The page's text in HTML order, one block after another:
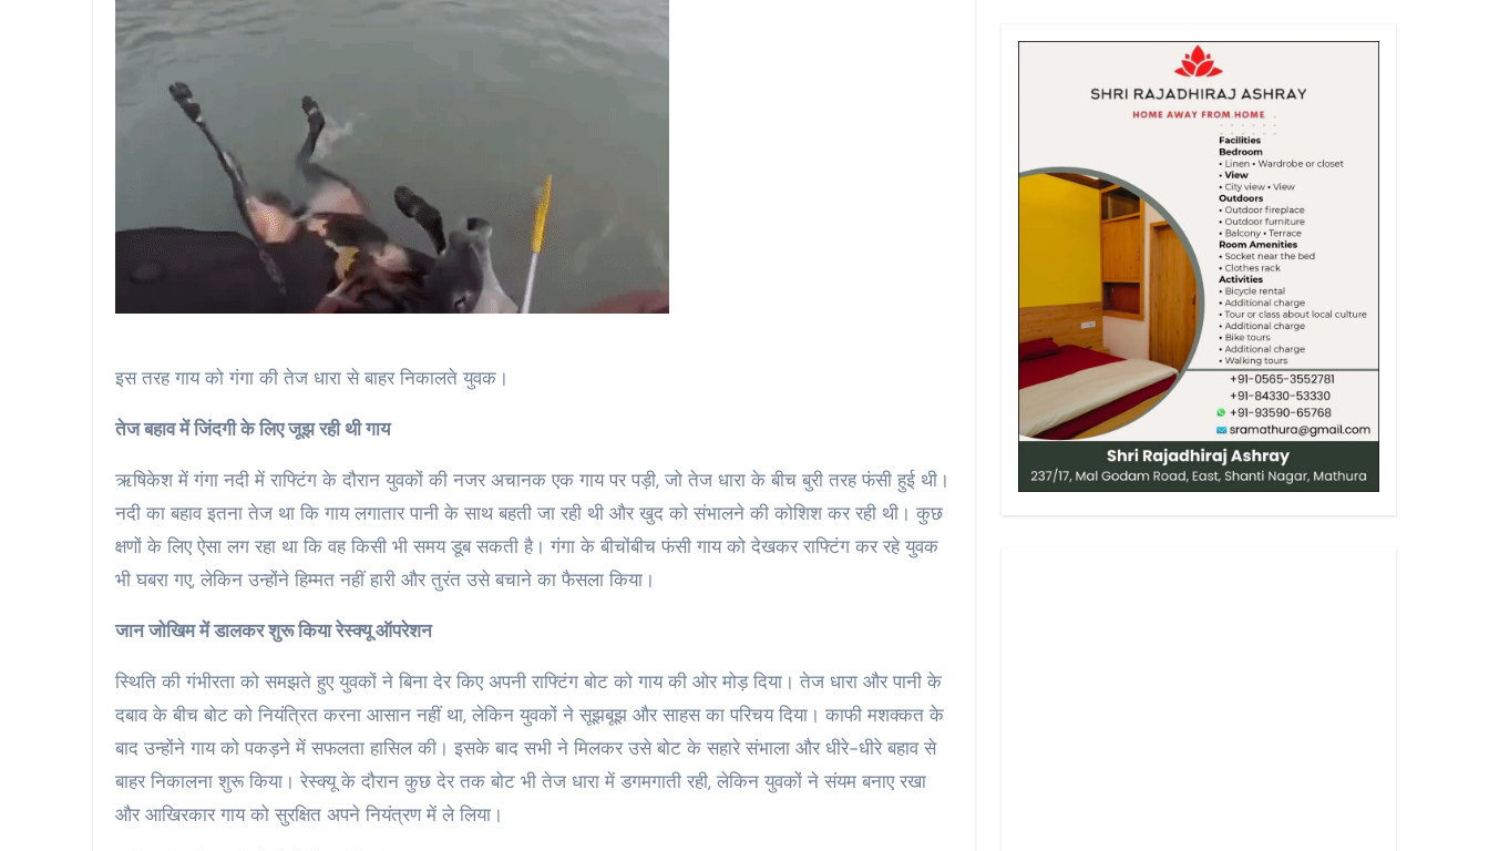
इस तरह गाय को गंगा की तेज धारा से बाहर निकालते युवक।
तेज बहाव में जिंदगी के लिए जूझ रही थी गाय
ऋषिकेश में गंगा नदी में राफ्टिंग के दौरान युवकों की नजर अचानक एक गाय पर पड़ी, जो तेज धारा के बीच बुरी तरह फंसी हुई थी।
नदी का बहाव इतना तेज था कि गाय लगातार पानी के साथ बहती जा रही थी और खुद को संभालने की कोशिश कर रही थी। कुछ
क्षणों के लिए ऐसा लग रहा था कि वह किसी भी समय डूब सकती है। गंगा के बीचोंबीच फंसी गाय को देखकर राफ्टिंग कर रहे युवक
भी घबरा गए, लेकिन उन्होंने हिम्मत नहीं हारी और तुरंत उसे बचाने का फैसला किया।
जान जोखिम में डालकर शुरू किया रेस्क्यू ऑपरेशन
स्थिति की गंभीरता को समझते हुए युवकों ने बिना देर किए अपनी राफ्टिंग बोट को गाय की ओर मोड़ दिया। तेज धारा और पानी के
दबाव के बीच बोट को नियंत्रित करना आसान नहीं था, लेकिन युवकों ने सूझबूझ और साहस का परिचय दिया। काफी मशक्कत के
बाद उन्होंने गाय को पकड़ने में सफलता हासिल की। इसके बाद सभी ने मिलकर उसे बोट के सहारे संभाला और धीरे-धीरे बहाव से
बाहर निकालना शुरू किया। रेस्क्यू के दौरान कुछ देर तक बोट भी तेज धारा में डगमगाती रही, लेकिन युवकों ने संयम बनाए रखा
और आखिरकार गाय को सुरक्षित अपने नियंत्रण में ले लिया।